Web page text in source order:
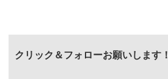
クリック＆フォローお願いします